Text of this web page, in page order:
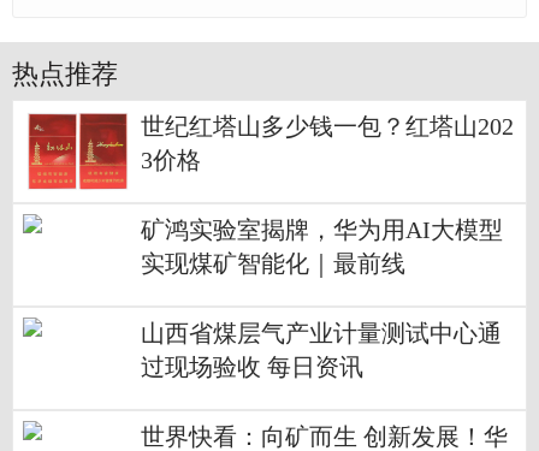
热点推荐
世纪红塔山多少钱一包？红塔山202
3价格
矿鸿实验室揭牌，华为用AI大模型
实现煤矿智能化｜最前线
山西省煤层气产业计量测试中心通
过现场验收 每日资讯
世界快看：向矿而生 创新发展！华